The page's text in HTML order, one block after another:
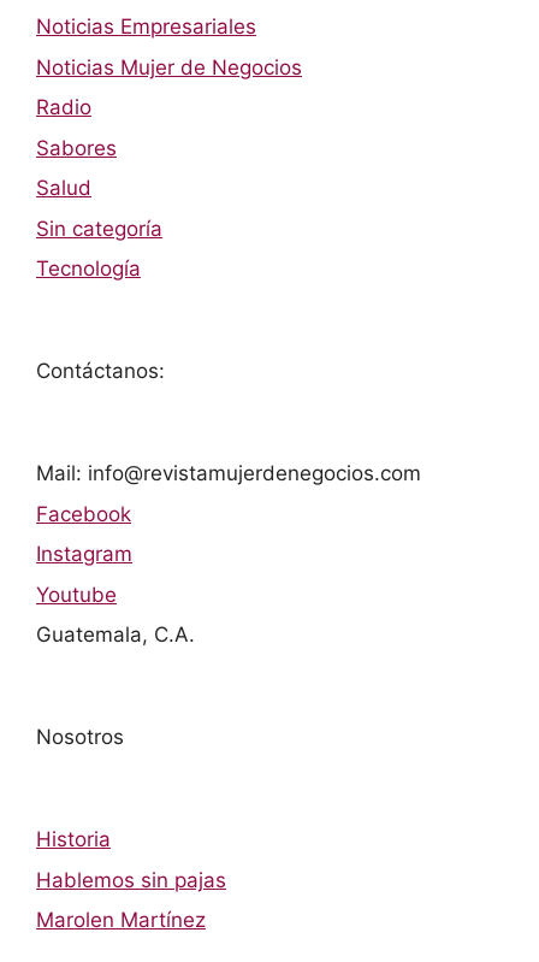
Noticias Empresariales
Noticias Mujer de Negocios
Radio
Sabores
Salud
Sin categoría
Tecnología
Contáctanos:
Mail: info@revistamujerdenegocios.com
Facebook
Instagram
Youtube
Guatemala, C.A.
Nosotros
Historia
Hablemos sin pajas
Marolen Martínez